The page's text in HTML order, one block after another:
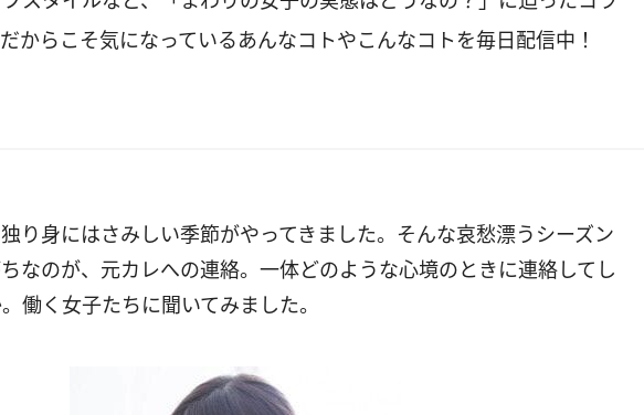
からこそ気になっているあんなコトやこんなコトを毎日配信中！
り身にはさみしい季節がやってきました。そんな哀愁漂うシーズン
なのが、元カレへの連絡。一体どのような心境のときに連絡してし
働く女子たちに聞いてみました。